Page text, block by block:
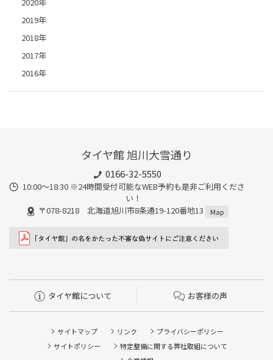
2020年
2019年
2018年
2017年
2016年
タイヤ館 旭川大雪通り
0166-32-5550
10:00～18:30 ※24時間受付可能なWEB予約も是非ご利用くださ
い！
〒078-8218 北海道旭川市8条通19-120番地13
Map
タイヤ館について お客様の声
サイトマップ リンク
プライバシーポリシー
サイトポリシー
特定整備に関する弊社取組について